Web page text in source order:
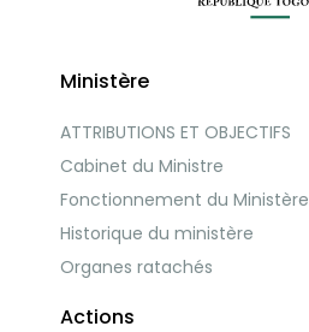
Ministère
ATTRIBUTIONS ET OBJECTIFS
Cabinet du Ministre
Fonctionnement du Ministère
Historique du ministère
Organes ratachés
Actions